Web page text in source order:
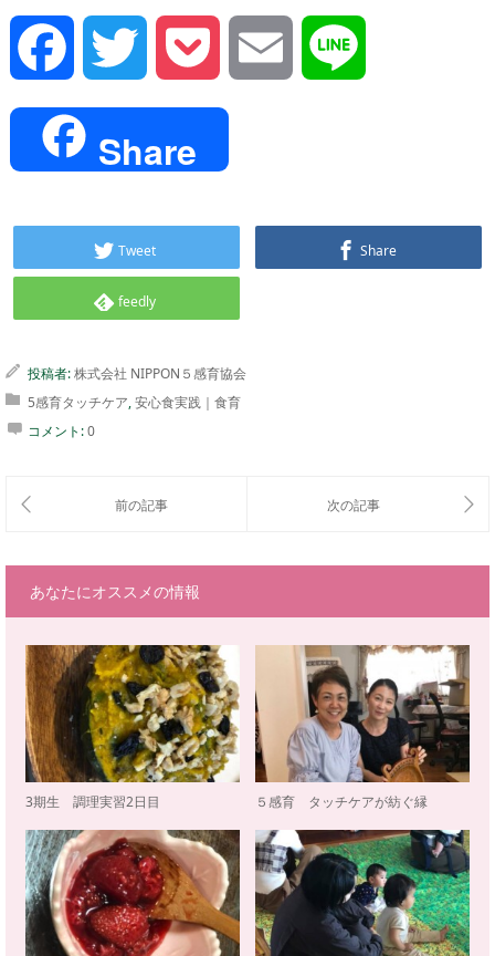
Facebook Twitter Pocket Email
Share
Tweet Share
feedly
投稿者:株式会社 NIPPON５感育協会
5感育タッチケア,安心食実践｜食育
コメント:0
あなたにオススメの情報
3期生 調理実習2日目 ５感育 タッチケアが紡ぐ縁